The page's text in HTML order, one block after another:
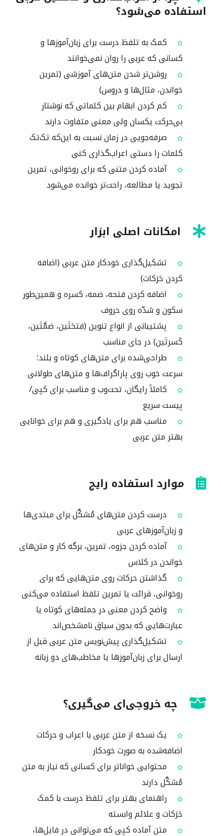
استفاده می‌شود؟
کمک به تلفظ درست برای زبان‌آموزها و
کسانی که عربی را روان نمی‌خوانند
روشن‌تر شدن متن‌های آموزشی (تمرین
خواندن، مثال‌ها و دروس)
کم کردن ابهام بین کلماتی که نوشتار
بی‌حرکت یکسان ولی معنی متفاوت دارند
صرفه‌جویی در زمان نسبت به این‌که تک‌تک
کلمات را دستی اعراب‌گذاری کنی
آماده کردن متنی که برای روخوانی، تمرین
تجوید یا مطالعه، راحت‌تر خوانده می‌شود
امکانات اصلی ابزار
تشکیل‌گذاری خودکار متن عربی (اضافه
کردن حَرَکات)
اضافه کردن فتحه، ضمه، کسره و همین‌طور
سکون و شدّه روی حروف
پشتیبانی از انواع تنوین (فتحَتَین، ضمَّتَین،
کَسرتَین) در جای مناسب
طراحی‌شده برای متن‌های کوتاه و بلند؛
سرعت خوب روی پاراگراف‌ها و متن‌های طولانی
کاملاً رایگان، تحت‌وب و مناسب برای کپی/
پیست سریع
مناسب هم برای یادگیری و هم برای خوانایی
بهتر متن عربی
موارد استفاده رایج
درست کردن متن‌های مُشکَّل برای مبتدی‌ها
و زبان‌آموزهای عربی
آماده کردن جزوه، تمرین، برگه کار و متن‌های
خواندن در کلاس
گذاشتن حرکات روی متن‌هایی که برای
روخوانی، قرائت یا تمرین تلفظ استفاده می‌کنی
واضح کردن معنی در جمله‌های کوتاه یا
عبارت‌هایی که بدون سیاق نامشخص‌اند
تشكيل‌گذاری پیش‌نویس متن عربی قبل از
ارسال برای زبان‌آموزها یا مخاطب‌های دو زبانه
چه خروجی‌ای می‌گیری؟
یک نسخه از متن عربی با اعراب و حرکات
اضافه‌شده به صورت خودکار
محتوایی خواناتر برای کسانی که نیاز به متن
مُشکَّل دارند
راهنمای بهتر برای تلفظ درست با کمک
حَرَکات و علائم وابسته
متن آماده کپی که می‌توانی در فایل‌ها،